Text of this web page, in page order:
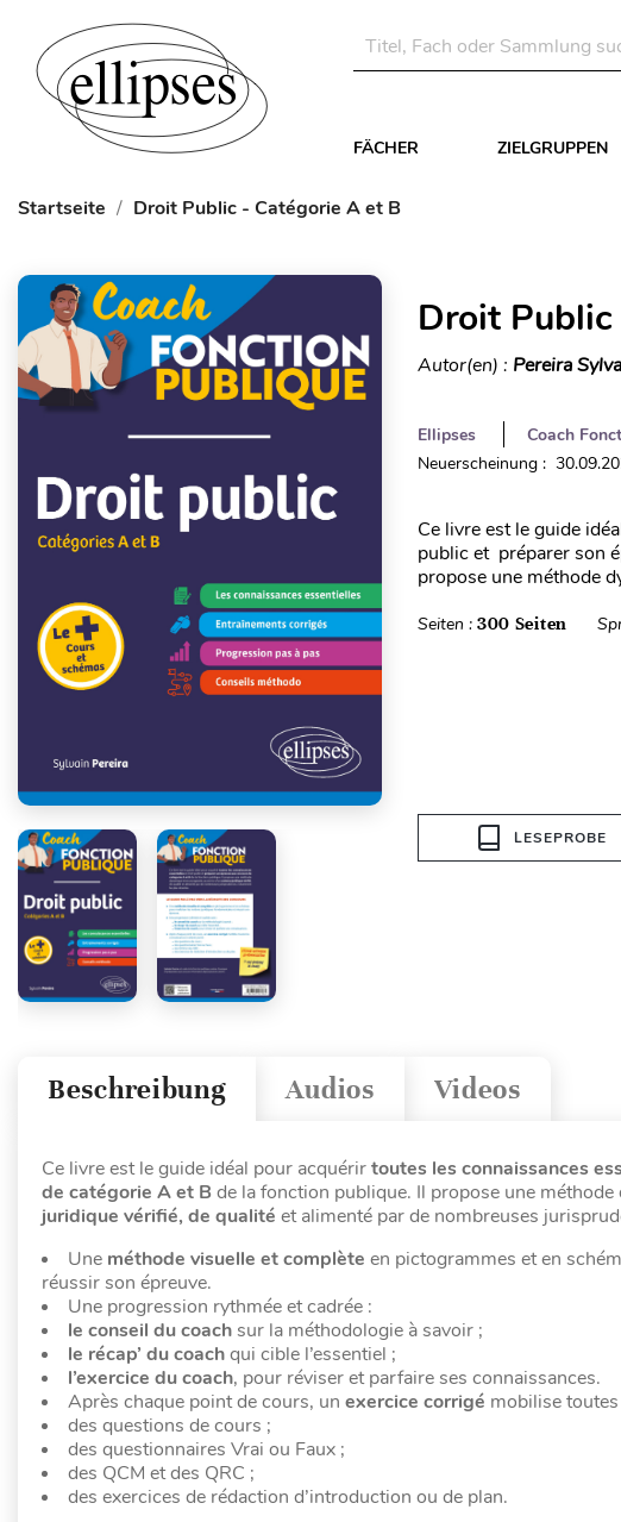
FÄCHER ZIELGRUPPEN
Startseite Droit Public - Catégorie A et B
Droit
Autor(en) : Pereira
Ellipses
Coach
Neuerscheinung :
Ce livre est le guide
public et préparer son
propose une méthode
Seiten : 300 Seiten
LESEPROBE
Videos
Audios
Beschreibung
Ce livre est le guide idéal pour acquérirtoutes les connaissances
de catégorie A et B de la fonction publique. Il propose une
juridique vérifié, de qualité et alimenté par de nombreuses
Une méthode visuelle et complète en pictogrammes et en
réussir son épreuve.
Une progression rythmée et cadrée :
le conseil du coachsur la méthodologie à savoir ;
le récap’ du coachqui cible l’essentiel ;
l’exercice du coach, pour réviser et parfaire ses connaissances.
Après chaque point de cours, un exercice corrigé mobilise
des questions de cours ;
des questionnaires Vrai ou Faux ;
des QCM et des QRC ;
des exercices de rédaction d’introduction ou de plan.